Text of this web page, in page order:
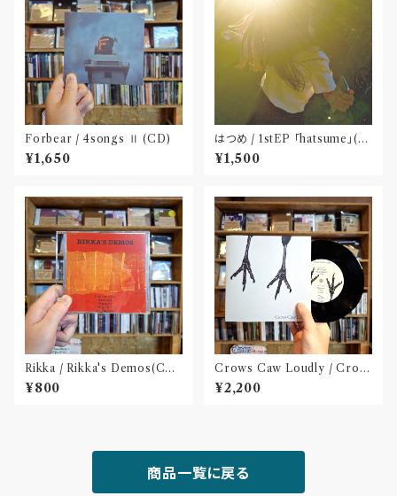
Forbear / 4songs Ⅱ (CD)
¥1,650
はつめ / 1stEP 「hatsume」(C
D)〝東京〟
¥1,500
Rikka / Rikka's Demos(CD-
R)
¥800
Crows Caw Loudly / Crow
s Caw Loudly(2枚組 7 inch)
¥2,200
商品一覧に戻る